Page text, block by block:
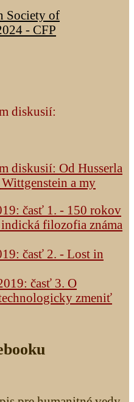
Society of
- CFP
diskusií:
diskusií: Od Husserla
a my
časť 1. - 150 rokov
filozofia známa
časť 2. - Lost in
časť 3. O
zmeniť